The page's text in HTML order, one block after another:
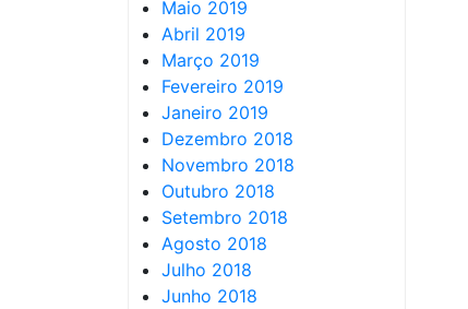
Maio 2019
Abril 2019
Março 2019
Fevereiro 2019
Janeiro 2019
Dezembro 2018
Novembro 2018
Outubro 2018
Setembro 2018
Agosto 2018
Julho 2018
Junho 2018